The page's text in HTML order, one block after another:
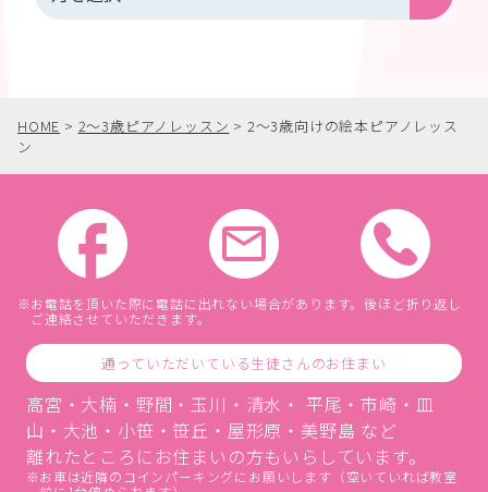
HOME > 2〜3歳ピアノレッスン > 2〜3歳向けの絵本ピアノレッス
ン
お電話を頂いた際に電話に出れない場合があります。後ほど折り返し
ご連絡させていただきます。
通っていただいている生徒さんのお住まい
高宮・大楠・野間・玉川・清水・ 平尾・市崎・皿
山・大池・小笹・笹丘・屋形原・美野島 など
離れたところにお住まいの方もいらしています。
お車は近隣のコインパーキングにお願いします（空いていれば教室